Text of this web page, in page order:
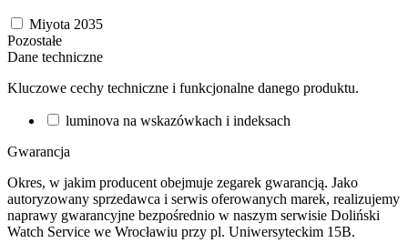
Miyota 2035
Pozostałe
Dane techniczne
Kluczowe cechy techniczne i funkcjonalne danego produktu.
luminova na wskazówkach i indeksach
Gwarancja
Okres, w jakim producent obejmuje zegarek gwarancją. Jako
autoryzowany sprzedawca i serwis oferowanych marek, realizujemy
naprawy gwarancyjne bezpośrednio w naszym serwisie Doliński
Watch Service we Wrocławiu przy pl. Uniwersyteckim 15B.